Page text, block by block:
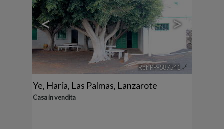
< >
Ref. PP-587541 🔗
Ye, Haría, Las Palmas, Lanzarote
Casa in vendita